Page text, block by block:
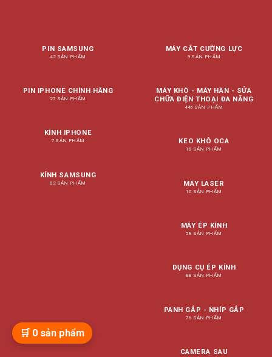
PIN SAMSUNG
42 SẢN PHẨM
PIN IPHONE CHÍNH HÃNG
27 SẢN PHẨM
KÍNH IPHONE
7 SẢN PHẨM
KÍNH SAMSUNG
82 SẢN PHẨM
MÁY CẮT CƯỜNG LỰC
9 SẢN PHẨM
MÁY KHÒ - MÁY HÀN - SỬA
CHỮA ĐIỆN THOẠI ĐA NĂNG
445 SẢN PHẨM
KEO KHÔ OCA
18 SẢN PHẨM
MÁY LASER
10 SẢN PHẨM
MÁY ÉP KÍNH
58 SẢN PHẨM
DỤNG CỤ ÉP KÍNH
88 SẢN PHẨM
PANH GẮP - NHÍP GẮP
76 SẢN PHẨM
CAMERA SAU
🛒 0 sản phẩm